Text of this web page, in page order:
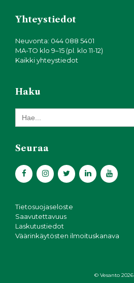
Yhteystiedot
Neuvonta: 044 088 5401
MA-TO klo 9–15 (pl. klo 11-12)
Kaikki yhteystiedot
Haku
Search
for:
Seuraa
Tietosuojaseloste
Saavutettavuus
Laskutustiedot
Väärinkäytösten ilmoituskanava
© Vesanto 2026